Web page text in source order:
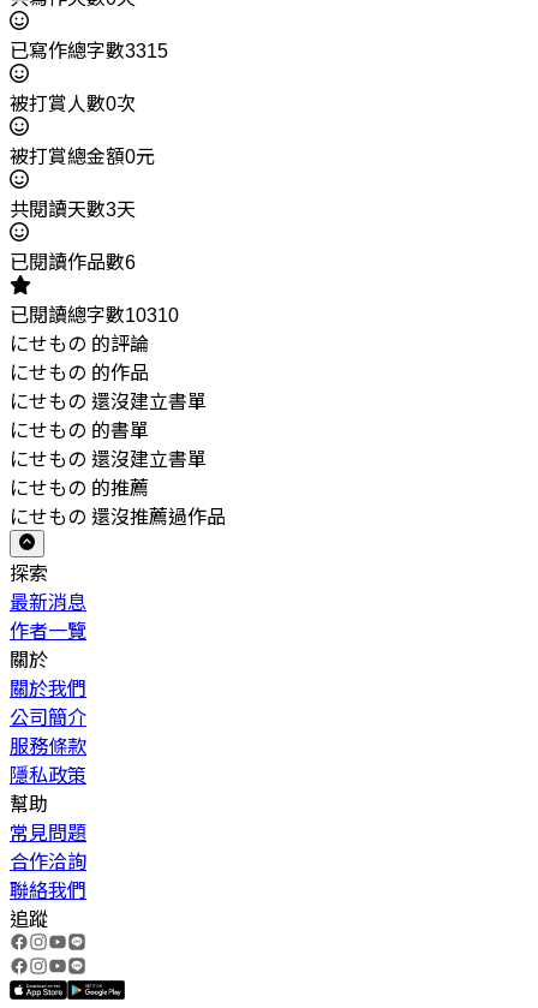
已寫作總字數3315
被打賞人數0次
被打賞總金額0元
共閱讀天數3天
已閱讀作品數6
已閱讀總字數10310
にせもの 的評論
にせもの 的作品
にせもの 還沒建立書單
にせもの 的書單
にせもの 還沒建立書單
にせもの 的推薦
にせもの 還沒推薦過作品
探索
最新消息
作者一覽
關於
關於我們
公司簡介
服務條款
隱私政策
幫助
常見問題
合作洽詢
聯絡我們
追蹤